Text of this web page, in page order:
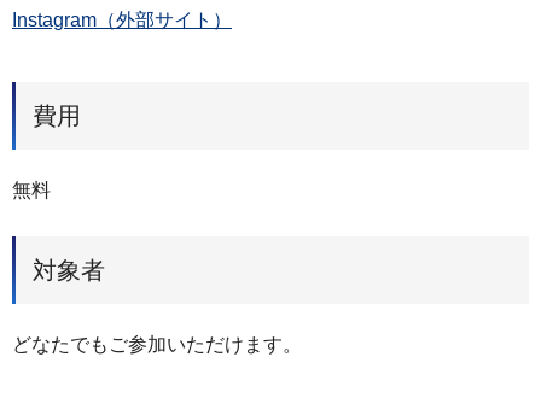
Instagram（外部サイト）
費用
無料
対象者
どなたでもご参加いただけます。